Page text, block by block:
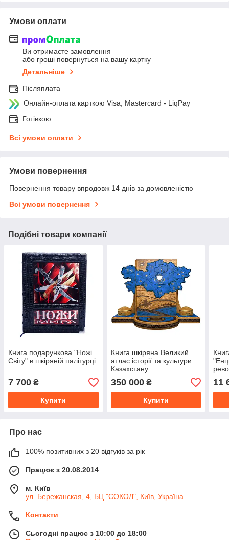
Умови оплати
Ви отримаєте замовлення
або гроші повернуться на вашу картку
Детальніше
Післяплата
Онлайн-оплата карткою Visa, Mastercard - LiqPay
Готівкою
Всі умови оплати
Умови повернення
Повернення товару впродовж 14 днів за домовленістю
Всі умови повернення
Подібні товари компанії
Книга подарункова "Ножі
Світу" в шкіряній палітурці
7 700 ₴
Купити
Книга шкіряна Великий
атлас історії та культури
Казахстану
350 000₴
Купити
11
Про нас
100% позитивних з 20 відгуків за рік
Працює з 20.08.2014
м. Київ
ул. Бережанская, 4, БЦ "СОКОЛ", Київ, Україна
Контакти
Сьогодні працює з 10:00 до 18:00